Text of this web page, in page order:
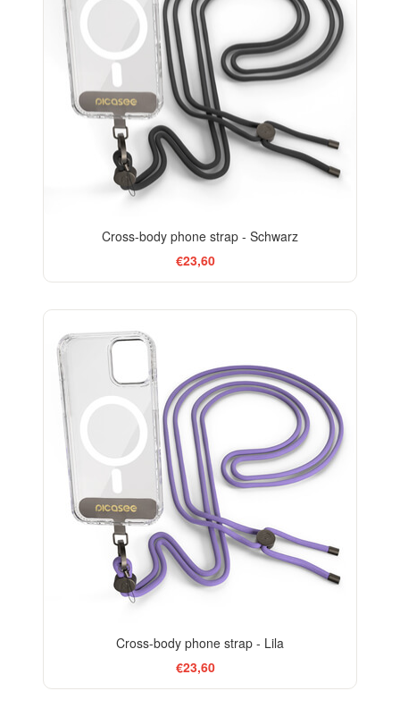
Cross-body phone strap - Schwarz
€23,60
Cross-body phone strap - Lila
€23,60